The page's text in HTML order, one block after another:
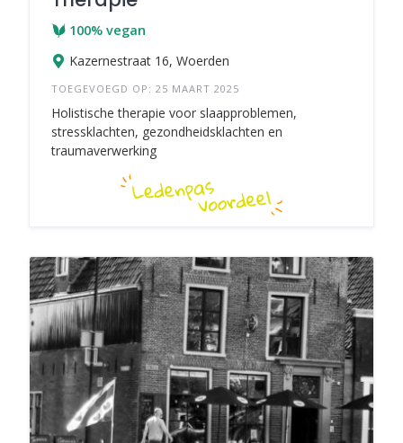
100% vegan
Kazernestraat 16, Woerden
TOEGEVOEGD OP: 25 MAART 2025
Holistische therapie voor slaapproblemen,
stressklachten, gezondheidsklachten en
traumaverwerking